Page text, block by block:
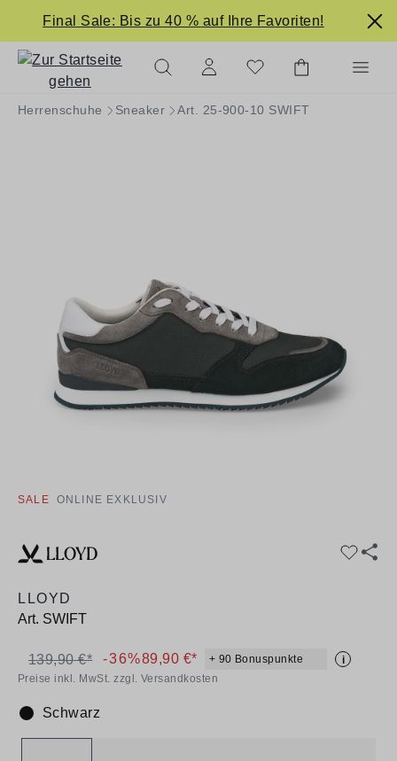
springen
Final Sale: Bis zu 40 % auf Ihre Favoriten!
Herrenschuhe Sneaker Art. 25-900-10 SWIFT
SALE ONLINE EXKLUSIV
LLOYD
Art. SWIFT
89,90 €* + 90 Bonuspunkte i
139,90 €* -36%
Preise inkl. MwSt. zzgl. Versandkosten
Farbe:
Schwarz